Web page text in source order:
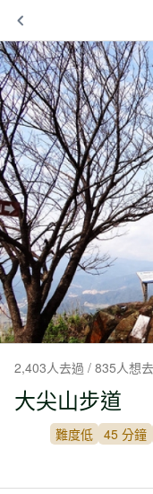
2,403人去過 / 835人想去
大尖山步道
難度低 45 分鐘